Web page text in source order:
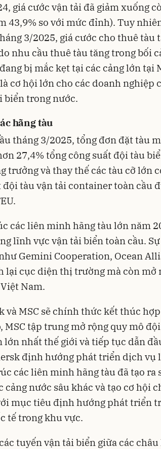
giá cước vận tải đã giảm xuống
43,9% so với mức đỉnh). Tuy
3/2025, giá cước cho thuê tàu
nhu cầu thuê tàu tăng trong bối
bị mắc kẹt tại các cảng lớn tại
cơ hội lớn cho các doanh nghiệp
biển trong nước.
hãng tàu
tháng 3/2025, tổng đơn đặt tàu
27,4% tổng công suất đội tàu
trưởng và thay thế các tàu cỡ lớn
đội tàu vận tải container toàn cầu
các liên minh hãng tàu lớn năm
lĩnh vực vận tải biển toàn cầu.
Gemini Cooperation, Ocean
cục diện thị trường mà còn mở
Nam.
và MSC sẽ chính thức kết thúc
MSC tập trung mở rộng quy mô
lớn nhất thế giới và tiếp tục dẫn
định hướng phát triển dịch vụ
các liên minh hãng tàu đã tạo ra
cảng nước sâu khác và tạo cơ hội
mục tiêu định hướng phát triển
tế trong khu vực.
tuyến vận tải biển giữa các